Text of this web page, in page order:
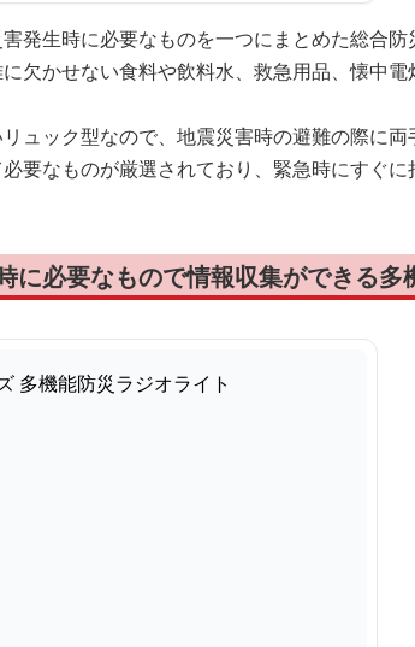
発生時に必要なものを一つにまとめた総合防
欠かせない食料や飲料水、救急用品、懐中
ュック型なので、地震災害時の避難の際に両
要なものが厳選されており、緊急時にすぐに
に必要なもので情報収集ができる多